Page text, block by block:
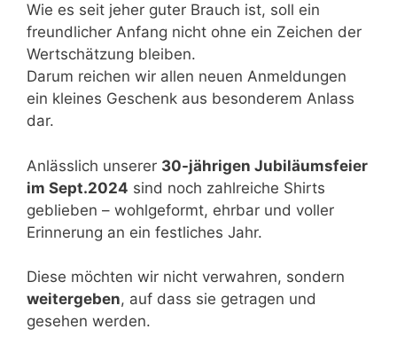
Wie es seit jeher guter Brauch ist, soll ein
freundlicher Anfang nicht ohne ein Zeichen der
Wertschätzung bleiben.
Darum reichen wir allen neuen Anmeldungen
ein kleines Geschenk aus besonderem Anlass
dar.
Anlässlich unserer 30-jährigen Jubiläumsfeier
im Sept.2024 sind noch zahlreiche Shirts
geblieben – wohlgeformt, ehrbar und voller
Erinnerung an ein festliches Jahr.
Diese möchten wir nicht verwahren, sondern
weitergeben, auf dass sie getragen und
gesehen werden.